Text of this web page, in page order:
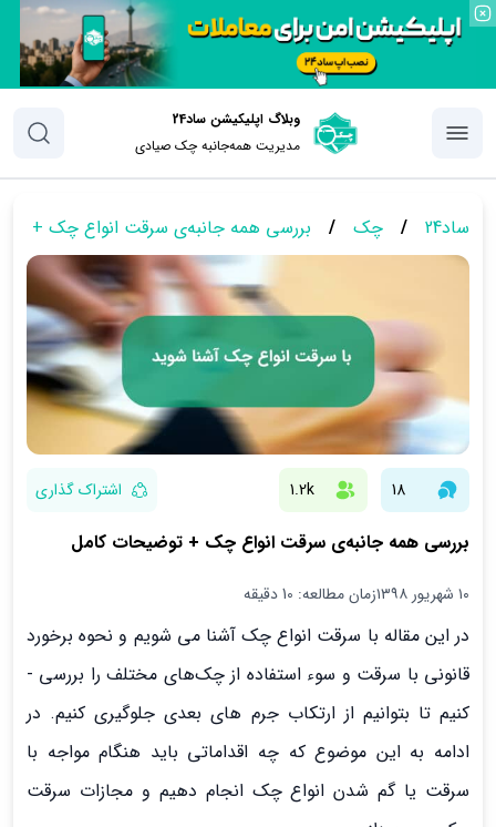
وبلاگ اپلیکیشن ساد24
مدیریت همه‌جانبه چک‌ صیادی
ساد24 / چک / بررسی همه جانبه‌ی سرقت انواع چک +
18
1.2k اشتراک گذاری
بررسی همه جانبه‌ی سرقت انواع چک + توضیحات کامل
۱۰ شهریور ۱۳۹۸ زمان مطالعه: 10 دقیقه
در این مقاله با سرقت انواع چک آشنا می ­شویم و نحوه برخورد
قانونی با سرقت و سوء استفاده از چک‌های مختلف را بررسی ­
کنیم تا بتوانیم از ارتکاب جرم­ های بعدی جلوگیری کنیم. در
ادامه به این موضوع که چه اقداماتی باید هنگام مواجه با
سرقت یا گم شدن انواع چک­ انجام دهیم و مجازات سرقت